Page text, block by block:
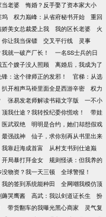
当老婆
悔婚？反手娶了资本家大小
坞 权力巅峰：从省府秘书开始
重回
娇美女总裁爱上我 我的区长老婆
火
让我当保镖 交叉平行线
灵事
就一破产厂长！
一名SS士兵的日
五个嫂子没人照顾
离婚后，我成为了
：这个律师正的发邪！
官梯：从选
扒开相声马褂里面全是西游辛密
权力
张易发老师解读书籍文字版
一不小
顶我仕途？我转投纪委你慌啥！
带娃
医武双绝
明明是合约，她们却想假戏
最强战神
仙子，求你别再从书里出来
靠赶海成首富
从村支书到仕途巅
局暴打拜金女
规则怪谈：但我养的
物资？我一天三顿
全球警报！
我的签到系统能种田
全网嘲我模仿顶
薅哭鹰酱 高武：我以剑道证长生
扮
带货翻车的我曝光黑心商家
灵气复